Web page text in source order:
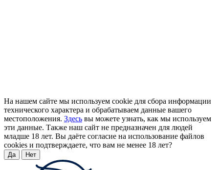
На нашем сайте мы используем cookie для сбора информации
технического характера и обрабатываем данные вашего
местоположения. Здесь вы можете узнать, как мы используем
эти данные. Также наш сайт не предназначен для людей
младше 18 лет. Вы даёте согласие на использование файлов
cookies и подтверждаете, что вам не менее 18 лет?
Да Нет